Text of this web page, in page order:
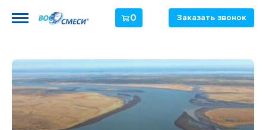
0 Заказать звонок